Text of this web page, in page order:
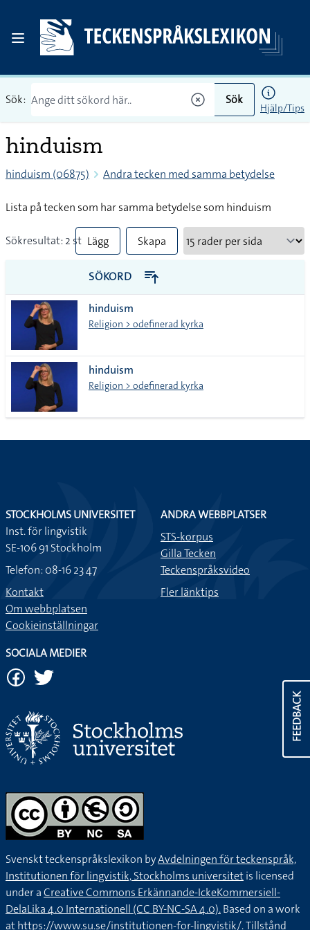
Sök: Sök
Hjälp/Tips
hinduism
hinduism (06875) Andra tecken med samma betydelse
Lista på tecken som har samma betydelse som hinduism
Sökresultat: 2 st Lägg
till
alla i
lista
Skapa
PDF
SÖKORD
hinduism
Religion > odefinerad kyrka
hinduism
Religion > odefinerad kyrka
FEEDBACK
STOCKHOLMS UNIVERSITET
Inst. för lingvistik
SE-106 91 Stockholm
Telefon: 08-16 23 47
Kontakt
Om webbplatsen
Cookieinställningar
ANDRA WEBBPLATSER
STS-korpus
Gilla Tecken
Teckenspråksvideo
Fler länktips
SOCIALA MEDIER
Svenskt teckenspråkslexikon byAvdelningen för teckenspråk,
Institutionen för lingvistik, Stockholms universitetis licensed
under aCreative Commons Erkännande-IckeKommersiell-
DelaLika 4.0 Internationell (CC BY-NC-SA 4.0).Based on a work
athttps://www.su.se/institutionen-for-lingvistik/. Tillstånd